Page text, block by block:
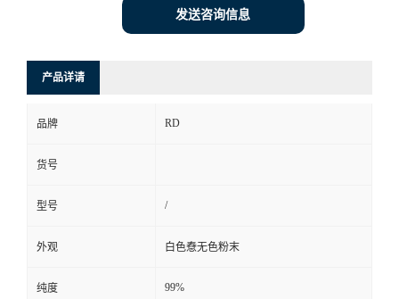
发送咨询信息
产品详请
品牌 RD
货号
型号 /
外观 白色憃无色粉末
纯度 99%